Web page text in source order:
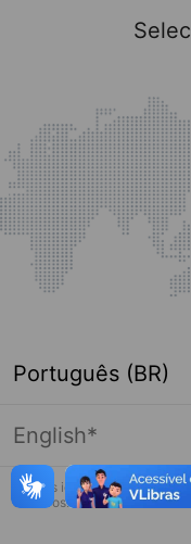
Desculpe,
Português (BR)
English*
* Esses idiomas serão
terceiros.